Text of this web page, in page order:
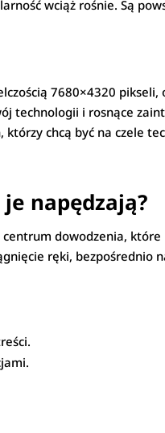
wciąż rośnie. Są
7680×4320
technologii i rosnące
chcą być na czele
napędzają?
dowodzenia,
ręki, bezpośrednio